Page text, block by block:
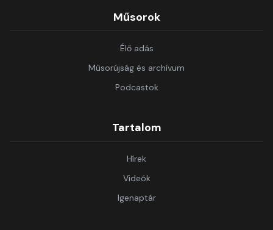
Műsorok
Élő adás
Műsorújság és archívum
Podcastok
Tartalom
Hírek
Videók
Igenaptár